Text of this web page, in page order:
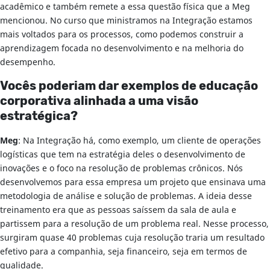
acadêmico e também remete a essa questão física que a Meg
mencionou. No curso que ministramos na Integração estamos
mais voltados para os processos, como podemos construir a
aprendizagem focada no desenvolvimento e na melhoria do
desempenho.
Vocês poderiam dar exemplos de educação
corporativa alinhada a uma visão
estratégica?
Meg: Na Integração há, como exemplo, um cliente de operações
logísticas que tem na estratégia deles o desenvolvimento de
inovações e o foco na resolução de problemas crônicos. Nós
desenvolvemos para essa empresa um projeto que ensinava uma
metodologia de análise e solução de problemas. A ideia desse
treinamento era que as pessoas saíssem da sala de aula e
partissem para a resolução de um problema real. Nesse processo,
surgiram quase 40 problemas cuja resolução traria um resultado
efetivo para a companhia, seja financeiro, seja em termos de
qualidade.